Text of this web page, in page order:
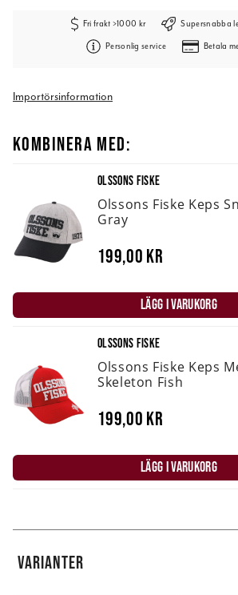
Fri frakt >1000 kr Supersnabba
Personlig service Betala
Importörsinformation
KOMBINERA MED:
OLSSONS FISKE
Olssons Fiske Keps
Gray
199,00 kr
LÄGG I VARUKORG
OLSSONS FISKE
Olssons Fiske Keps
Skeleton Fish
199,00 kr
LÄGG I VARUKORG
VARIANTER